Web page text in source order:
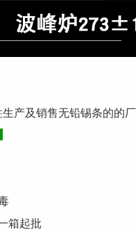
产及销售无铅锡条的的
箱起批